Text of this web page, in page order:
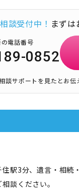
談受付中！ まず
電話番号
0852
談サポートを見たとお伝
駅3分、遺言・相
談ください。